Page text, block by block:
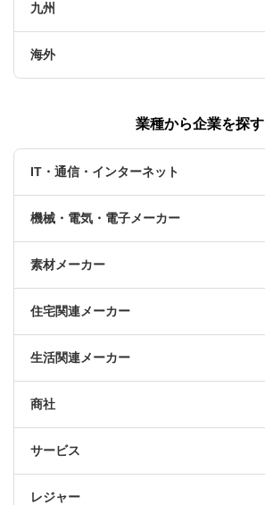
九州
海外
業種から企業を探す
IT・通信・インターネット
機械・電気・電子メーカー
素材メーカー
住宅関連メーカー
生活関連メーカー
商社
サービス
レジャー